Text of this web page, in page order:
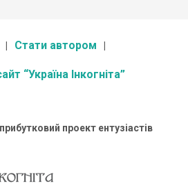
Стати автором
“Україна Інкогніта”
проект ентузіастів